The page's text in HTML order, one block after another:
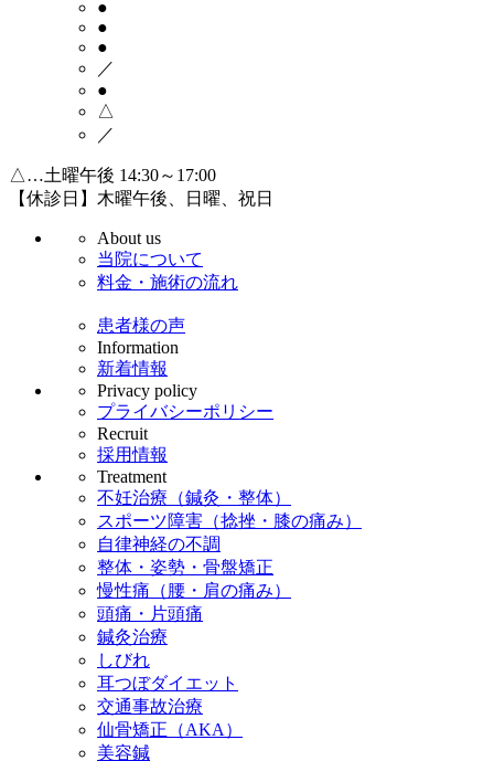
●
●
●
／
●
△
／
△…土曜午後 14:30～17:00
【休診日】木曜午後、日曜、祝日
About us
当院について
料金・施術の流れ
患者様の声
Information
新着情報
Privacy policy
プライバシーポリシー
Recruit
採用情報
Treatment
不妊治療（鍼灸・整体）
スポーツ障害（捻挫・膝の痛み）
自律神経の不調
整体・姿勢・骨盤矯正
慢性痛（腰・肩の痛み）
頭痛・片頭痛
鍼灸治療
しびれ
耳つぼダイエット
交通事故治療
仙骨矯正（AKA）
美容鍼